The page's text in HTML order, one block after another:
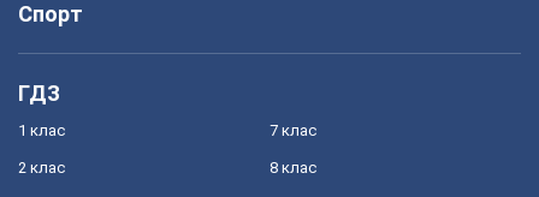
Спорт
ГДЗ
1 клас
2 клас
7 клас
8 клас